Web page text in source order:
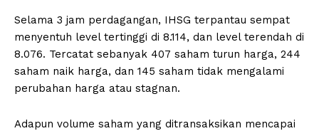
Selama 3 jam perdagangan, IHSG terpantau sempat
menyentuh level tertinggi di 8.114, dan level terendah di
8.076. Tercatat sebanyak 407 saham turun harga, 244
saham naik harga, dan 145 saham tidak mengalami
perubahan harga atau stagnan.
Adapun volume saham yang ditransaksikan mencapai